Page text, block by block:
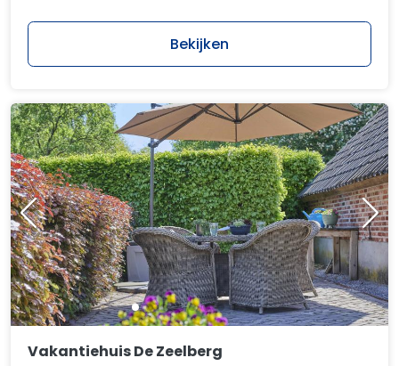
Bekijken
Vakantiehuis De Zeelberg